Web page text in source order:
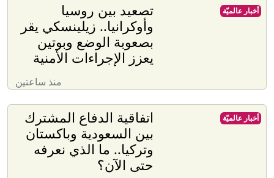
تصعيد بين روسيا
وأوكرانيا.. زيلينسكي يقر
بصعوبة الوضع وبوتين
يعزز الإجراءات الأمنية
منذ ساعتين
أخبار عالميّة
اتفاقية الدفاع المشترك
بين السعودية وباكستان
وتركيا.. ما الذي نعرفه
حتى الآن؟
أخبار عالميّة